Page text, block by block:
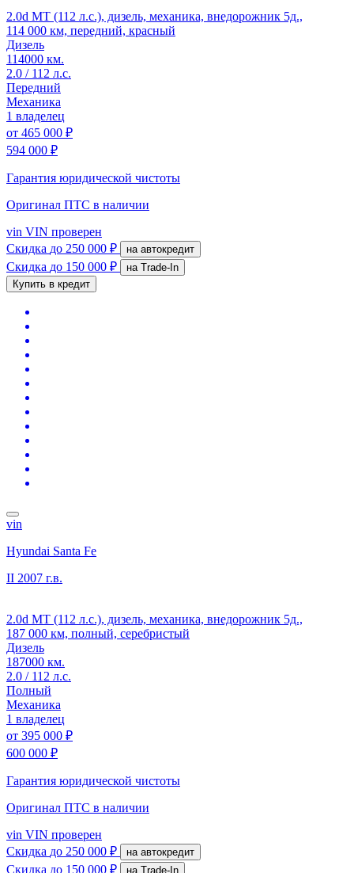
2.0d MT (112 л.с.), дизель, механика, внедорожник 5д.,
114 000 км, передний, красный
Дизель
114000 км.
2.0 / 112 л.с.
Передний
Механика
1 владелец
от 465 000 ₽
594 000 ₽
Гарантия юридической чистоты
Оригинал ПТС в наличии
vin VIN проверен
Скидка до 250 000 ₽ на автокредит
Скидка до 150 000 ₽
на Trade-In
Купить в кредит
vin
Hyundai Santa Fe
II 2007 г.в.
2.0d MT (112 л.с.), дизель, механика, внедорожник 5д.,
187 000 км, полный, серебристый
Дизель
187000 км.
2.0 / 112 л.с.
Полный
Механика
1 владелец
от 395 000 ₽
600 000 ₽
Гарантия юридической чистоты
Оригинал ПТС в наличии
vin VIN проверен
Скидка до 250 000 ₽ на автокредит
Скидка до 150 000 ₽
на Trade-In